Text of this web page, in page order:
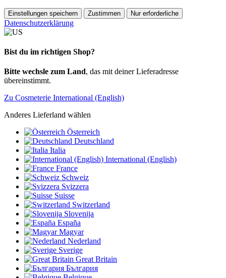
Einstellungen speichern Zustimmen Nur erforderliche
Datenschutzerklärung
Bist du im richtigen Shop?
Bitte wechsle zum Land, das mit deiner Lieferadresse
übereinstimmt.
Zu Cosmeterie International (English)
Anderes Lieferland wählen
Österreich
Deutschland
Italia
International (English)
France
Schweiz
Svizzera
Suisse
Switzerland
Slovenija
España
Magyar
Nederland
Sverige
Great Britain
България